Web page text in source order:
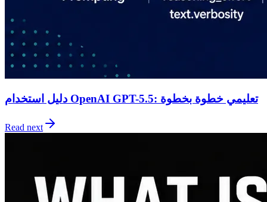
دليل استخدام OpenAI GPT-5.5: تعليمي خطوة بخطوة
Read next